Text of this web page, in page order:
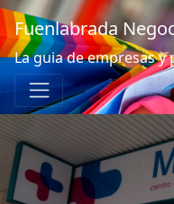
Fuenlabrada
La guia de empresas